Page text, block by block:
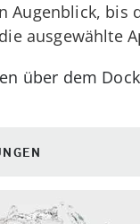
Augenblick, bis
ausgewählte
über dem